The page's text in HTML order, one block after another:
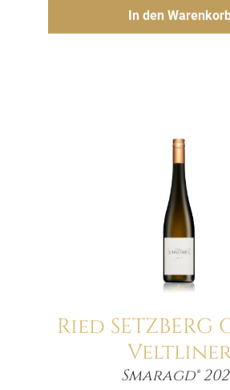
In den
Ried
Smaragd®